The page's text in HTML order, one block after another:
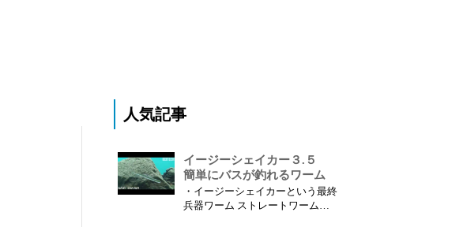
人気記事
イージーシェイカー３.５
簡単にバスが釣れるワーム
・イージーシェイカーという最終
兵器ワーム ストレートワームと